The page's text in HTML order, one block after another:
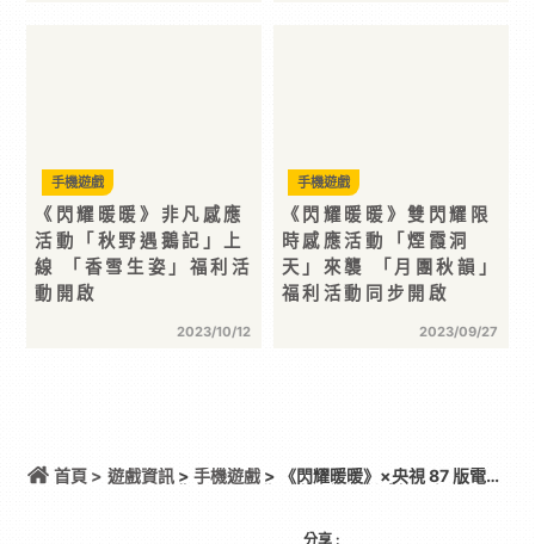
《閃耀暖暖》非凡感應
活動「秋野遇鵝記」上
線 「香雪生姿」福利活
動開啟
2023/10/12
手機遊戲
《閃耀暖暖》雙閃耀限
時感應活動「煙霞洞
天」來襲 「月團秋韻」
福利活動同步開啟
2023/09/27
手機遊戲
首頁 > 遊戲資訊> 手機遊戲> 《閃耀暖暖》×央視 87 版電視